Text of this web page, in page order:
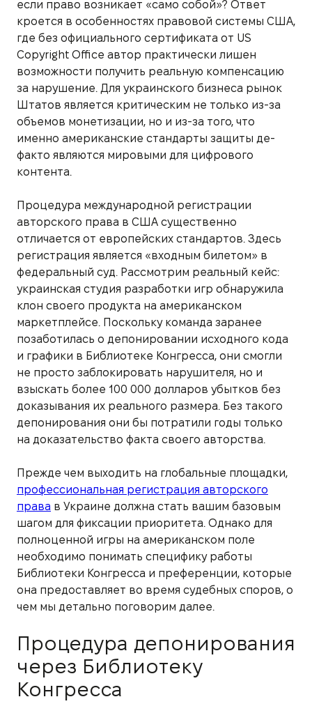
если право возникает «само собой»? Ответ
кроется в особенностях правовой системы США,
где без официального сертификата от US
Copyright Office автор практически лишен
возможности получить реальную компенсацию
за нарушение. Для украинского бизнеса рынок
Штатов является критическим не только из-за
объемов монетизации, но и из-за того, что
именно американские стандарты защиты де-
факто являются мировыми для цифрового
контента.
Процедура международной регистрации
авторского права в США существенно
отличается от европейских стандартов. Здесь
регистрация является «входным билетом» в
федеральный суд. Рассмотрим реальный кейс:
украинская студия разработки игр обнаружила
клон своего продукта на американском
маркетплейсе. Поскольку команда заранее
позаботилась о депонировании исходного кода
и графики в Библиотеке Конгресса, они смогли
не просто заблокировать нарушителя, но и
взыскать более 100 000 долларов убытков без
доказывания их реального размера. Без такого
депонирования они бы потратили годы только
на доказательство факта своего авторства.
Прежде чем выходить на глобальные площадки,
профессиональная регистрация авторского
права в Украине должна стать вашим базовым
шагом для фиксации приоритета. Однако для
полноценной игры на американском поле
необходимо понимать специфику работы
Библиотеки Конгресса и преференции, которые
она предоставляет во время судебных споров, о
чем мы детально поговорим далее.
Процедура депонирования
через Библиотеку
Конгресса